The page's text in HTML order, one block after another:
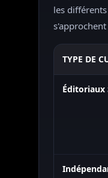
les
TYPE DE
Éditoriaux